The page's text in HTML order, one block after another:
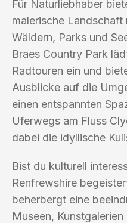
Für Naturliebhaber
malerische
Wäldern, Parks und
Braes Country Park
Radtouren ein und
Ausblicke auf die
einen entspannten
Uferwegs am Fluss
dabei die idyllische
Bist du kulturell
Renfrewshire
beherbergt eine
Museen,